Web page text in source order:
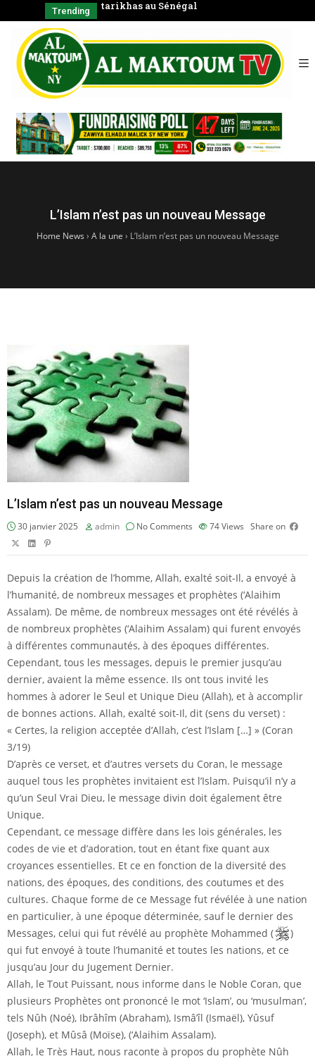
Trending Coran en groupe)
الشّيخ
L’Islam n’est pas un nouveau Message
Home News › A la une › L’Islam n’est pas un nouveau Message
L’Islam n’est pas un nouveau Message
30 janvier 2025 admin No Comments 74Views Share on
Depuis la création de l’homme, Allah, exalté soit-Il, a envoyé à
l’humanité, de nombreux messages et prophètes (‘Alaihim
Assalam). De même, de nombreux messages ont été révélés à
de nombreux prophètes (‘Alaihim Assalam) qui furent envoyés
à différentes communautés, à des époques différentes.
Cependant, tous les messages, depuis le premier jusqu’au
dernier, avaient la même essence. Ils ont tous invité les
hommes à adorer le Seul et Unique Dieu (Allah), et à accomplir
de bonnes actions. Allah, exalté soit-Il, dit (sens du verset) :
« Certes, la religion acceptée d’Allah, c’est l’Islam […] » (Coran
3/19)
D’après ce verset, et d’autres versets du Coran, le message
auquel tous les prophètes invitaient est l’Islam. Puisqu’il n’y a
qu’un Seul Vrai Dieu, le message divin doit également être
Unique.
Cependant, ce message diffère dans les lois générales, les
codes de vie et d’adoration, tout en étant fixe quant aux
croyances essentielles. Et ce en fonction de la diversité des
nations, des époques, des conditions, des coutumes et des
cultures. Chaque forme de ce Message fut révélée à une nation
en particulier, à une époque déterminée, sauf le dernier des
Messages, celui qui fut révélé au prophète Mohammed (
)
qui fut envoyé à toute l’humanité et toutes les nations, et ce
jusqu’au Jour du Jugement Dernier.
Allah, le Tout Puissant, nous informe dans le Noble Coran, que
plusieurs Prophètes ont prononcé le mot ‘Islam’, ou ‘musulman’,
tels Nûh (Noé), Ibrâhîm (Abraham), Ismâ’îl (Ismaël), Yûsuf
(Joseph), et Mûsâ (Moïse), (‘Alaihim Assalam).
Allah, le Très Haut, nous raconte à propos du prophète Nûh